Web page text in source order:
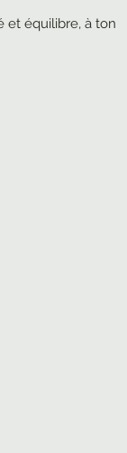
et équilibre, à ton